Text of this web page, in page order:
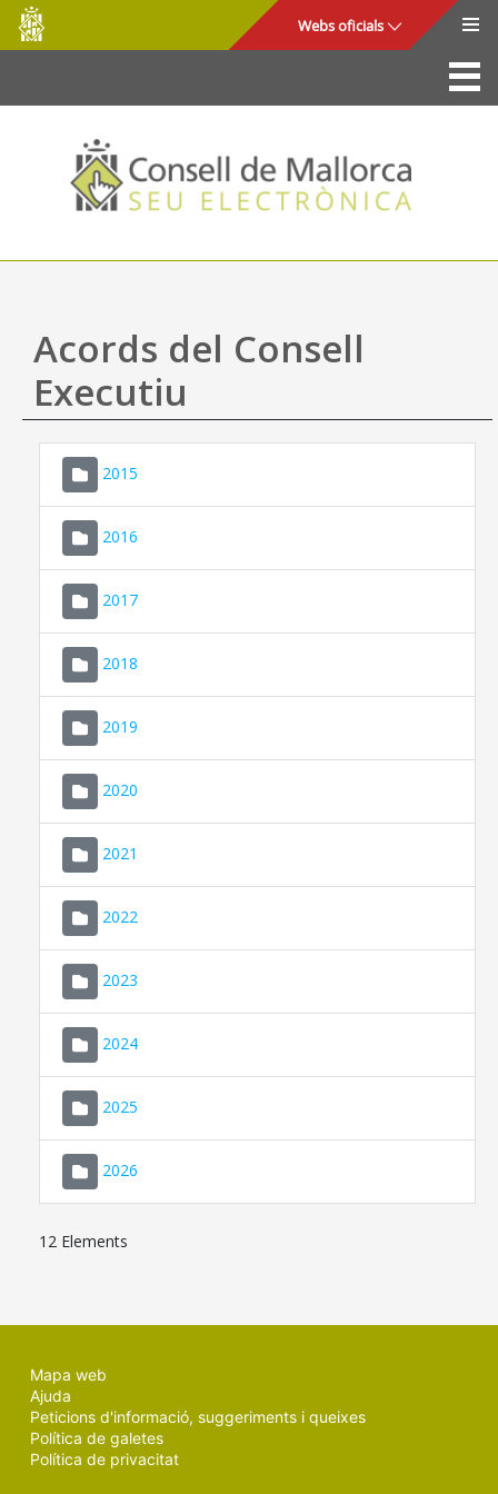
Salta al contingut principal
Consell
de
Mallorca
Webs oficials
La Seu
Consell de Mallorca
Accés i seguretat
Utilitats
Ajuda
Acords del Consell
Executiu
2015
2016
2017
2018
2019
2020
2021
2022
2023
2024
2025
2026
12 Elements
Mapa web
Ajuda
Peticions d'informació, suggeriments i queixes
Política de galetes
Política de privacitat